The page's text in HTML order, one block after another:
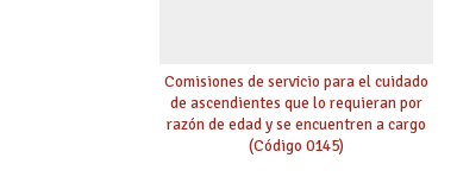
Comisiones de servicio para el cuidado
de ascendientes que lo requieran por
razón de edad y se encuentren a cargo
(Código 0145)